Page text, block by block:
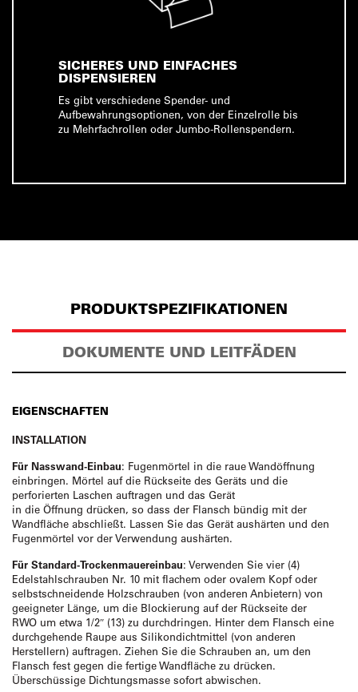
SICHERES UND EINFACHES
DISPENSIEREN
Es gibt verschiedene Spender- und
Aufbewahrungsoptionen, von der Einzelrolle bis
zu Mehrfachrollen oder Jumbo-Rollenspendern.
PRODUKTSPEZIFIKATIONEN
DOKUMENTE UND LEITFÄDEN
EIGENSCHAFTEN
INSTALLATION
Für Nasswand-Einbau: Fugenmörtel in die raue Wandöffnung
einbringen. Mörtel auf die Rückseite des Geräts und die
perforierten Laschen auftragen und das Gerät
in die Öffnung drücken, so dass der Flansch bündig mit der
Wandfläche abschließt. Lassen Sie das Gerät aushärten und den
Fugenmörtel vor der Verwendung aushärten.
Für Standard-Trockenmauereinbau: Verwenden Sie vier (4)
Edelstahlschrauben Nr. 10 mit flachem oder ovalem Kopf oder
selbstschneidende Holzschrauben (von anderen Anbietern) von
geeigneter Länge, um die Blockierung auf der Rückseite der
RWO um etwa 1/2″ (13) zu durchdringen. Hinter dem Flansch eine
durchgehende Raupe aus Silikondichtmittel (von anderen
Herstellern) auftragen. Ziehen Sie die Schrauben an, um den
Flansch fest gegen die fertige Wandfläche zu drücken.
Überschüssige Dichtungsmasse sofort abwischen.